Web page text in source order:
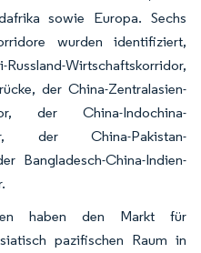
sowie Europa. Sechs
wurden identifiziert,
Wirtschaftskorridor,
der China-Zentralasien-
der China-Indochina-
der China-Pakistan-
Bangladesch-China-Indien-
haben den Markt für
pazifischen Raum in